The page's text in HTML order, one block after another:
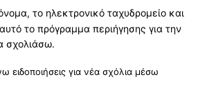
το ηλεκτρονικό ταχυδρομείο και
το πρόγραμμα περιήγησης για την
σχολιάσω.
ειδοποιήσεις για νέα σχόλια μέσω